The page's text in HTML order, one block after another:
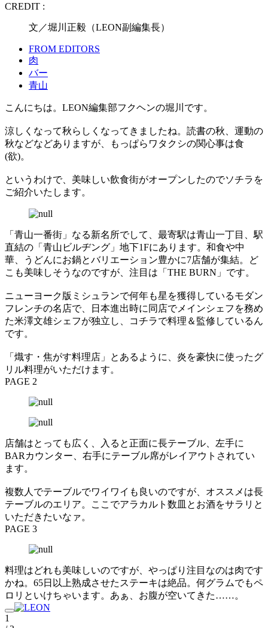
CREDIT :
文／堀川正毅（LEON副編集長）
FROM EDITORS
肉
バー
青山
こんにちは。LEON編集部フクヘンの堀川です。
涼しくなって秋らしくなってきましたね。読書の秋、運動の
秋などなどありますが、もっぱらワタクシの関心事は食
(欲)。
というわけで、美味しい飲食街がオープンしたのでソチラを
ご紹介いたします。
「青山一番街」なる新名所でして、最寄駅は青山一丁目、駅
直結の「青山ビルヂング」地下1Fにあります。和食や中
華、うどんにお鍋とバリエーション豊かに7店舗が集結。ど
こも美味しそうなのですが、注目は「THE BURN」です。
ニューヨーク版ミシュランで何年も星を獲得しているモダン
フレンチの名店で、日本進出時に同店でメインシェフを務め
た米澤文雄シェフが独立し、コチラで料理＆監修しているん
です。
「熾す・焦がす料理店」とあるように、炎を豪快に使ったグ
リル料理がいただけます。
PAGE 2
店舗はとっても広く、入ると正面に長テーブル、左手に
BARカウンター、右手にテーブル席がレイアウトされてい
ます。
複数人でテーブルでワイワイも良いのですが、オススメは長
テーブルのエリア。ここでアラカルト数皿とお酒をサラリと
いただきたいなァ。
PAGE 3
料理はどれも美味しいのですが、やっぱり注目なのは肉です
かね。65日以上熟成させたステーキは絶品。何グラムでもペ
ロリといけちゃいます。あぁ、お腹が空いてきた……。
1